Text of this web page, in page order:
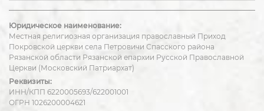
Юридическое наименование:
Местная религиозная организация православный Приход
Покровской церкви села Петровичи Спасского района
Рязанской области Рязанской епархии Русской Православной
Церкви (Московский Патриархат)
Реквизиты:
ИНН/КПП 6220005693/622001001
ОГРН 1026200004621